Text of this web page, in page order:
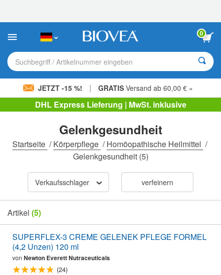
Sie:
Website
ein
Barrierefreiheitssystem.
0
Suchbegriff / Artikelnummer eingeben
JETZT -15 %! | GRATIS Versand ab 60,00 € »
DHL Express Lieferung | MwSt. inklusive
Gelenkgesundheit
Startseite /Körperpflege /Homöopathische Heilmittel /
Gelenkgesundheit(5)
Verkaufsschlager verfeinern
Artikel (5)
SUPERFLEX-3 CREME GELENEK PFLEGE FORMEL
(4,2 Unzen) 120 ml
von Newton Everett Nutraceuticals
(24)